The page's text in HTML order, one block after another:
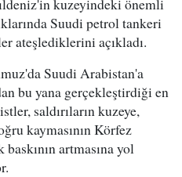
Suudi petrol tankeri
ateşlediklerini açıkladı.
Suudi Arabistan'a
bu yana gerçekleştirdiği en
saldırıların kuzeye,
kaymasının Körfez
artmasına yol